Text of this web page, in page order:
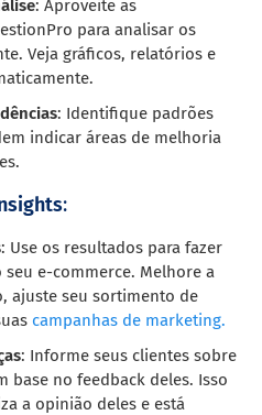
: Aproveite as
para analisar os
Veja gráficos, relatórios e
: Identifique padrões
indicar áreas de melhoria
:
: Use os resultados para fazer
e-commerce. Melhore a
ajuste seu sortimento de
campanhas de marketing.
: Informe seus clientes sobre
base no feedback deles. Isso
a opinião deles e está